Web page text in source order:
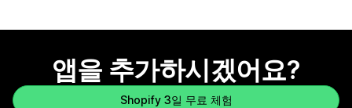
앱을 추가하시겠어요?
Shopify 3일 무료 체험